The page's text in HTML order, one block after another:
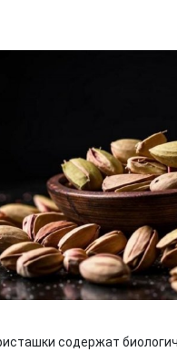
содержат